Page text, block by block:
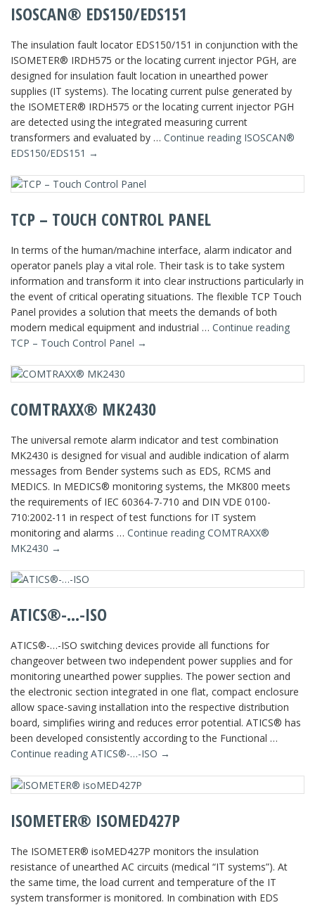
ISOSCAN® EDS150/EDS151
The insulation fault locator EDS150/151 in conjunction with the
ISOMETER® IRDH575 or the locating current injector PGH, are
designed for insulation fault location in unearthed power
supplies (IT systems). The locating current pulse generated by
the ISOMETER® IRDH575 or the locating current injector PGH
are detected using the integrated measuring current
transformers and evaluated by … Continue reading ISOSCAN®
EDS150/EDS151 →
TCP – TOUCH CONTROL PANEL
In terms of the human/machine interface, alarm indicator and
operator panels play a vital role. Their task is to take system
information and transform it into clear instructions particularly in
the event of critical operating situations. The flexible TCP Touch
Panel provides a solution that meets the demands of both
modern medical equipment and industrial … Continue reading
TCP – Touch Control Panel →
COMTRAXX® MK2430
The universal remote alarm indicator and test combination
MK2430 is designed for visual and audible indication of alarm
messages from Bender systems such as EDS, RCMS and
MEDICS. In MEDICS® monitoring systems, the MK800 meets
the requirements of IEC 60364-7-710 and DIN VDE 0100-
710:2002-11 in respect of test functions for IT system
monitoring and alarms … Continue reading COMTRAXX®
MK2430 →
ATICS®-…-ISO
ATICS®-…-ISO switching devices provide all functions for
changeover between two independent power supplies and for
monitoring unearthed power supplies. The power section and
the electronic section integrated in one flat, compact enclosure
allow space-saving installation into the respective distribution
board, simplifies wiring and reduces error potential. ATICS® has
been developed consistently according to the Functional …
Continue reading ATICS®-…-ISO →
ISOMETER® ISOMED427P
The ISOMETER® isoMED427P monitors the insulation
resistance of unearthed AC circuits (medical “IT systems”). At
the same time, the load current and temperature of the IT
system transformer is monitored. In combination with EDS